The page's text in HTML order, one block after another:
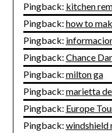
Pingback: kitchen
Pingback: how to
Pingback:
Pingback: Chance
Pingback: milton ga
Pingback: marietta
Pingback: Europe
Pingback: windshield